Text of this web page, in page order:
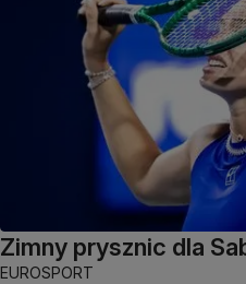
Zimny prysznic dla
EUROSPORT